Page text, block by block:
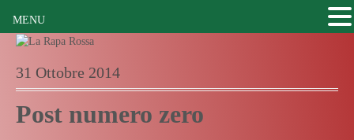
31 Ottobre 2014
Post numero zero
MENU